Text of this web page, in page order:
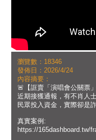
瀏覽數：18346
發佈日：2026/4/24
內容摘要：
🚨【誆賣「演唱會公關票
近期接獲通報，有不肖人
民眾投入資金，實際卻是
真實案例:
https://165dashboard.tw/